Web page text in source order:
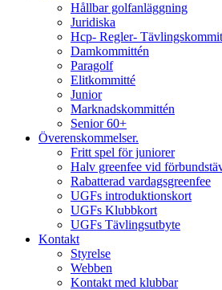
Hållbar golfanläggning
Juridiska
Hcp- Regler-
Damkommittén
Paragolf
Elitkommitté
Junior
Marknadskommittén
Senior 60+
Överenskommelser.
Fritt spel för juniorer
Halv greenfee vid
Rabatterad vardagsgreenfee
UGFs introduktionskort
UGFs Klubbkort
UGFs Tävlingsutbyte
Kontakt
Styrelse
Webben
Kontakt med klubbar